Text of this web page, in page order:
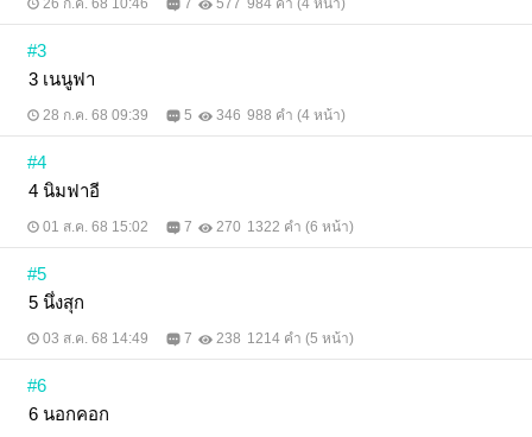
26 ก.ค. 68 10:46 7 577 984 คำ (4 หน้า)
#3
3 เนนูฟา
28 ก.ค. 68 09:39 5 346 988 คำ (4 หน้า)
#4
4 นิมฟาอี
01 ส.ค. 68 15:02 7 270 1322 คำ (6 หน้า)
#5
5 นึ่งสุก
03 ส.ค. 68 14:49 7 238 1214 คำ (5 หน้า)
#6
6 นอกคอก